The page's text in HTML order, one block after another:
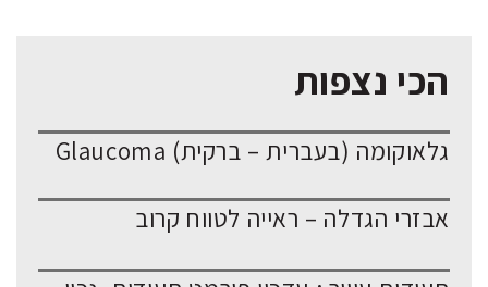
הכי נצפות
גלאוקומה (בעברית – ברקית) Glaucoma
אבזרי הגדלה – ראייה לטווח קרוב